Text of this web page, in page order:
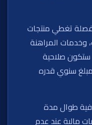
تغطي منتجات
وخدمات المراهنة
ستكون صلاحية
سنوي قدره
طوال مدة
مالية عند عدم